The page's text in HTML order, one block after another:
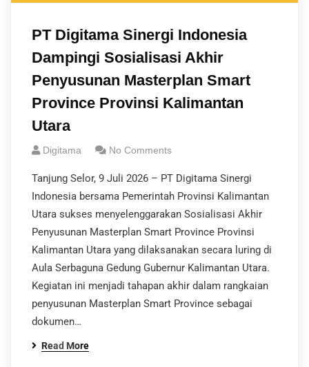
PT Digitama Sinergi Indonesia
Dampingi Sosialisasi Akhir
Penyusunan Masterplan Smart
Province Provinsi Kalimantan
Utara
Digitama No Comments
Tanjung Selor, 9 Juli 2026 – PT Digitama Sinergi
Indonesia bersama Pemerintah Provinsi Kalimantan
Utara sukses menyelenggarakan Sosialisasi Akhir
Penyusunan Masterplan Smart Province Provinsi
Kalimantan Utara yang dilaksanakan secara luring di
Aula Serbaguna Gedung Gubernur Kalimantan Utara.
Kegiatan ini menjadi tahapan akhir dalam rangkaian
penyusunan Masterplan Smart Province sebagai
dokumen…
Read More